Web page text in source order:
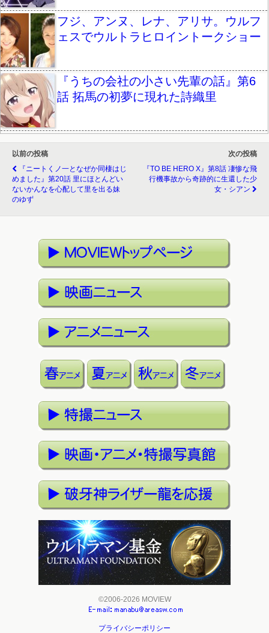
フジ、アンヌ、レナ、アリサ。ウルフ
ェスでウルトラヒロイントークショー
『うちの会社の小さい先輩の話』第6
話 拓馬の初夢に現れた詩織里
以前の投稿
『ニートくノ一となぜか同棲はじ
めました』第20話 里にほとんどい
ないかんなを心配して里を出る妹
のゆず
次の投稿
『TO BE HERO X』第8話 凄惨な飛
行機事故から奇跡的に生還した少
女・シアン
©2006-2026 MOVIEW
プライバシーポリシー